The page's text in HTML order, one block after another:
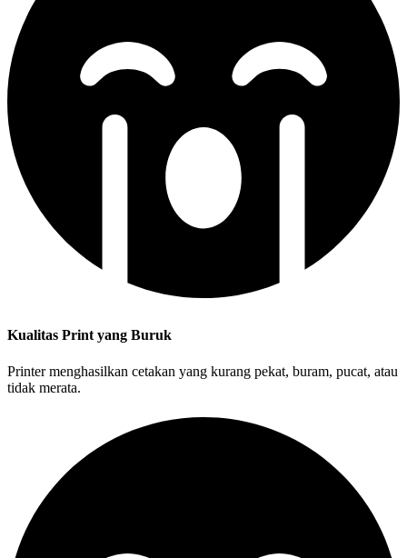
Kualitas Print yang Buruk
Printer menghasilkan cetakan yang kurang pekat, buram, pucat, atau
tidak merata.